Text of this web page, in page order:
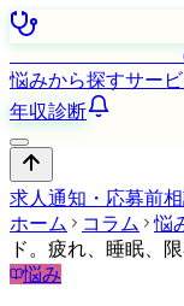
悩みから探すサー
年収診断
求人通知・応募前
ホーム
コラム 悩
ド。疲れ、睡眠、
悩み